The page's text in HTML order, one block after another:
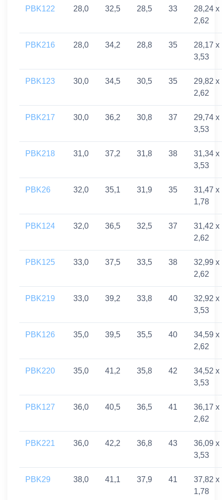
PBK122 28,0 32,5 28,5 33
28,24 x
2,62
PBK216 28,0 34,2 28,8 35
28,17 x
3,53
PBK123 30,0 34,5 30,5 35
29,82 x
2,62
PBK217 30,0 36,2 30,8 37
29,74 x
3,53
PBK218 31,0 37,2 31,8 38
31,34 x
3,53
PBK26 32,0 35,1 31,9 35
31,47 x
1,78
PBK124 32,0 36,5 32,5 37
31,42 x
2,62
PBK125 33,0 37,5 33,5 38
32,99 x
2,62
PBK219 33,0 39,2 33,8 40
32,92 x
3,53
PBK126 35,0 39,5 35,5 40
34,59 x
2,62
PBK220 35,0 41,2 35,8 42
34,52 x
3,53
PBK127 36,0 40,5 36,5 41
36,17 x
2,62
PBK221 36,0 42,2 36,8 43
36,09 x
3,53
PBK29 38,0 41,1 37,9 41
37,82 x
1,78